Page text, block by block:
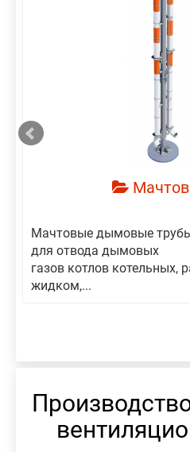
Мачтовые дымовые
для отвода дымовых
газов котлов котельных,
жидком,...